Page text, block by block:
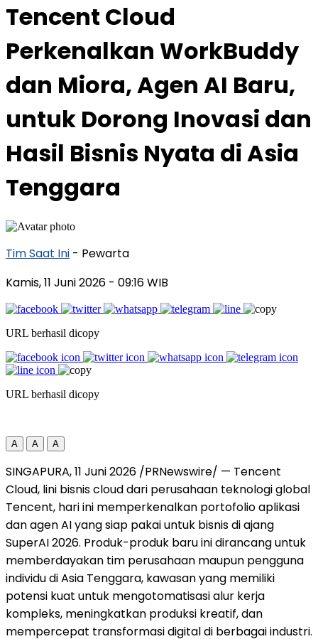
Tencent Cloud
Perkenalkan WorkBuddy
dan Miora, Agen AI Baru,
untuk Dorong Inovasi dan
Hasil Bisnis Nyata di Asia
Tenggara
Tim Saat Ini - Pewarta
Kamis, 11 Juni 2026 - 09:16 WIB
URL berhasil dicopy
URL berhasil dicopy
A A A
SINGAPURA, 11 Juni 2026 /PRNewswire/ — Tencent
Cloud, lini bisnis cloud dari perusahaan teknologi global
Tencent, hari ini memperkenalkan portofolio aplikasi
dan agen AI yang siap pakai untuk bisnis di ajang
SuperAI 2026. Produk-produk baru ini dirancang untuk
memberdayakan tim perusahaan maupun pengguna
individu di Asia Tenggara, kawasan yang memiliki
potensi kuat untuk mengotomatisasi alur kerja
kompleks, meningkatkan produksi kreatif, dan
mempercepat transformasi digital di berbagai industri.